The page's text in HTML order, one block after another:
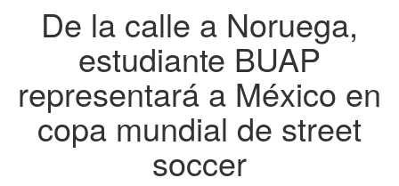
De la calle a Noruega,
estudiante BUAP
representará a México en
copa mundial de street
soccer